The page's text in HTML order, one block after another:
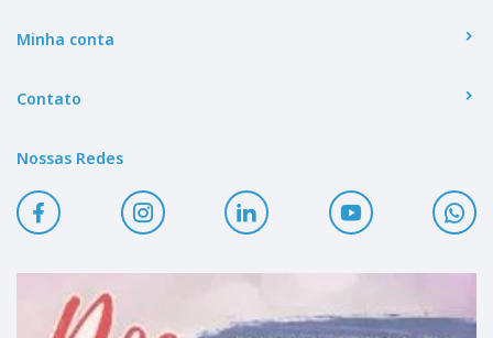
Minha conta
Contato
Nossas Redes